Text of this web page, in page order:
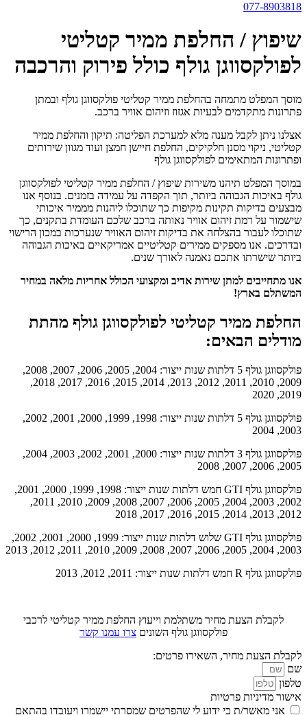
077-8903818
שיפוץ / החלפת ממיר קטליטי
לפולקסווגן גולף כולל פירוק והרכבה
מוסך המפלט מתמחה בהחלפת ממיר קטליטי פולקסווגן גולף ובמתן
פתרונות מתקדמים לבעיות אגזוז וזיהום אוויר ברכב.
אצלנו ניתן לקבל מענה מלא למערכת הפליטה: תיקון והחלפת ממיר
קטליטי, ניקוי מסנן חלקיקים, החלפת חיישן חמצן ועוד מגוון שירותים
ופתרונות המתאימים לפולקסווגן גולף
במוסך המפלט תיהנו משירות שיפוץ / החלפת ממיר קטליטי לפולקסווגן
גולף באיכות הגבוהה ביותר, תוך הקפדה על עמידה בזמנים. בנוסף אנו
מבצעים בדיקות תקינות מקיפות כך שתוכלו ליהנות מממיר איכותי
שישמור על רמת זיהום אוויר נאותה ברכב שלכם העומדת בתקנים, כך
שתוכלו לעבור בהצלחה את בדיקות זיהום האוויר שנערכות במכון הרישוי
ובדרכים. אנו מספקים ממירים קטליטיים אמריקאיים באיכות הגבוהה
ביותר שישרתו אתכם נאמנה לאורך שנים.
אנו מתחייבים למתן שירות אדיב ומקצועי הכולל אחריות מלאה במחיר
המשתלם בארץ!
החלפת ממיר קטליטי לפולקסווגן גולף מהתת
מודלים הבאים:
פולקסווגן גולף 5 דלתות שנות ייצור: 2004, 2005, 2006, 2007, 2008,
2009, 2010, 2011, 2012, 2013, 2014, 2015, 2016, 2017, 2018,
2019, 2020
פולקסווגן גולף 5 דלתות שנות ייצור: 1998, 1999, 2000, 2001, 2002,
2003, 2004
פולקסווגן גולף 3 דלתות שנות ייצור: 2000, 2001, 2002, 2003, 2004,
2005, 2006, 2007, 2008
פולקסווגן גולף GTI חמש דלתות שנות ייצור: 1998, 1999, 2000, 2001,
2002, 2003, 2004, 2005, 2006, 2007, 2008, 2009, 2010, 2011,
2012, 2013, 2014, 2015, 2016, 2017, 2018
פולקסווגן גולף GTI שלוש דלתות שנות ייצור: 1999, 2000, 2001, 2002,
2003, 2004, 2005, 2006, 2007, 2008, 2009, 2010, 2011, 2012, 2013
פולקסווגן גולף R חמש דלתות שנות ייצור: 2011, 2012, 2013
לקבלת הצעת מחיר משתלמת וייעוץ החלפת ממיר קטליטי לרכבי
פולקסווגן גולף השונים צרו עמנו קשר
לקבלת הצעת מחיר, השאירו פרטים:
שם
טלפון
אישור מדיניות פרטיות
אני מאשר/ת כי ידוע לי שהפרטים שמסרתי יישמרו ויעובדו בהתאם